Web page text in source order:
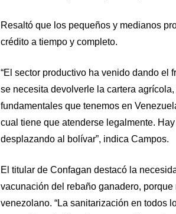
Resaltó que los pequeños y medianos
crédito a tiempo y completo.
“El sector productivo ha venido dando el
se necesita devolverle la cartera
fundamentales que tenemos en
cual tiene que atenderse legalmente.
desplazando al bolívar”, indica Campos.
El titular de Confagan destacó la
vacunación del rebaño ganadero,
venezolano. “La sanitarización en todos